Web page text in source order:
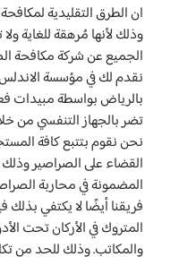
ان الطرق التقليدية
وذلك لأنها مُرهقة للغاية
الجميع عن شركة مكافحة
نقدم لك في مؤسسة
بالرياض بواسطة مبيدات
تضر بالجهاز التنفسي من
نحن نقوم بتتبع كافة
القضاء على الصراصير وذلك
المضمونة في محاربة
فريقنا أيضًا لا يكتفي
المتروك في الأركان تحت
والمكاتب. وذلك للحد من